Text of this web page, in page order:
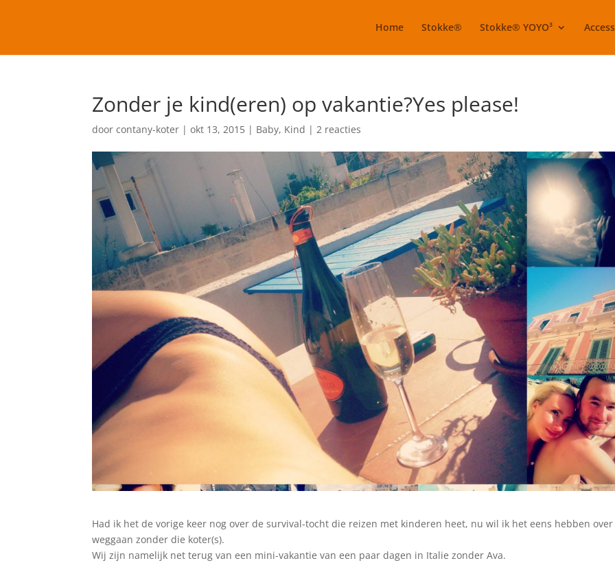
Home Stokke® Stokke® YOYO³
Zonder je kind(eren) op vakantie?Yes please!
doorcontany-koter |okt 13, 2015 | Baby, Kind |2 reacties
Had ik het de vorige keer nog over de survival-tocht die reizen met kinderen heet, nu wil ik het eens hebben over
weggaan zonder die koter(s).
Wij zijn namelijk net terug van een mini-vakantie van een paar dagen in Italie zonder Ava.